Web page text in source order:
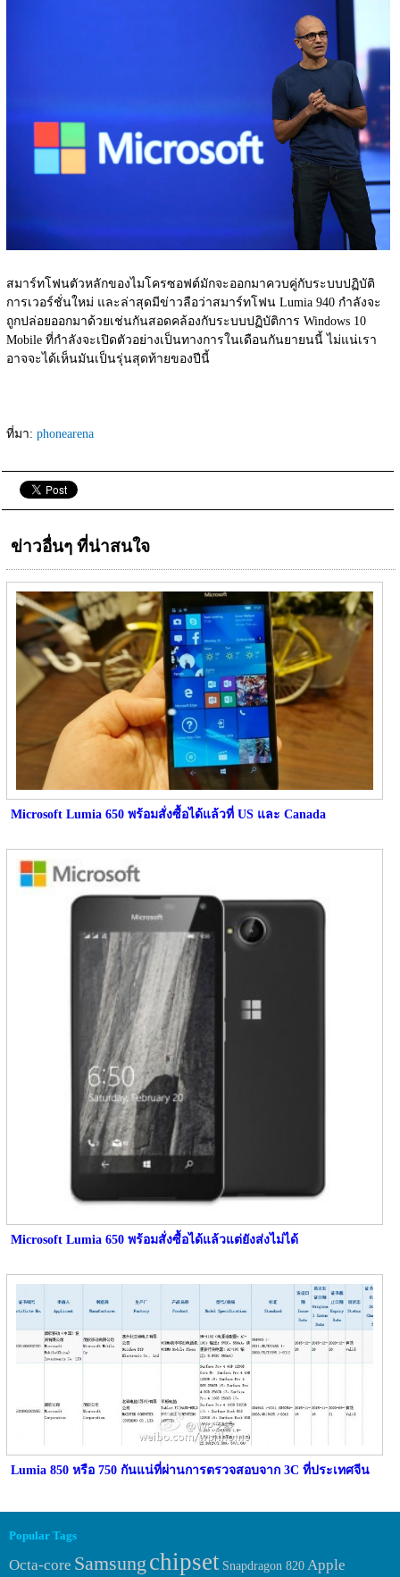
สมาร์ทโฟนตัวหลักของไมโครซอฟต์มักจะออกมาควบคู่กับระบบปฏิบัติ
การเวอร์ชั่นใหม่ และล่าสุดมีข่าวลือว่าสมาร์ทโฟน Lumia 940 กำลังจะ
ถูกปล่อยออกมาด้วยเช่นกันสอดคล้องกับระบบปฏิบัติการ Windows 10
Mobile ที่กำลังจะเปิดตัวอย่างเป็นทางการในเดือนกันยายนนี้ ไม่แน่เรา
อาจจะได้เห็นมันเป็นรุ่นสุดท้ายของปีนี้
ที่มา: phonearena
ข่าวอื่นๆ ที่น่าสนใจ
Microsoft Lumia 650 พร้อมสั่งซื้อได้แล้วที่ US และ Canada
Microsoft Lumia 650 พร้อมสั่งซื้อได้แล้วแต่ยังส่งไม่ได้
Lumia 850 หรือ 750 กันแน่ที่ผ่านการตรวจสอบจาก 3C ที่ประเทศจีน
Popular Tags
Octa-core Samsung chipset Snapdragon 820 Apple